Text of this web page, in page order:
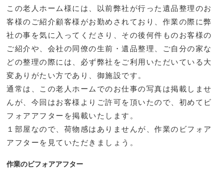
この老人ホーム様には、以前弊社が行った遺品整理のお
客様のご紹介顧客様がお勤めされており、作業の際に弊
社の事を気に入ってくださり、その後何件ものお客様の
ご紹介や、会社の同僚の生前・遺品整理、ご自分の家な
どの整理の際には、必ず弊社をご利用いただいている大
変ありがたい方であり、御施設です。
通常は、この老人ホームでのお仕事の写真は掲載しませ
んが、今回はお客様よりご許可を頂いたので、初めてビ
フォアアフターを掲載いたします。
１部屋なので、荷物感はありませんが、作業のビフォア
アフターを見ていただきましょう。
作業のビフォアアフター